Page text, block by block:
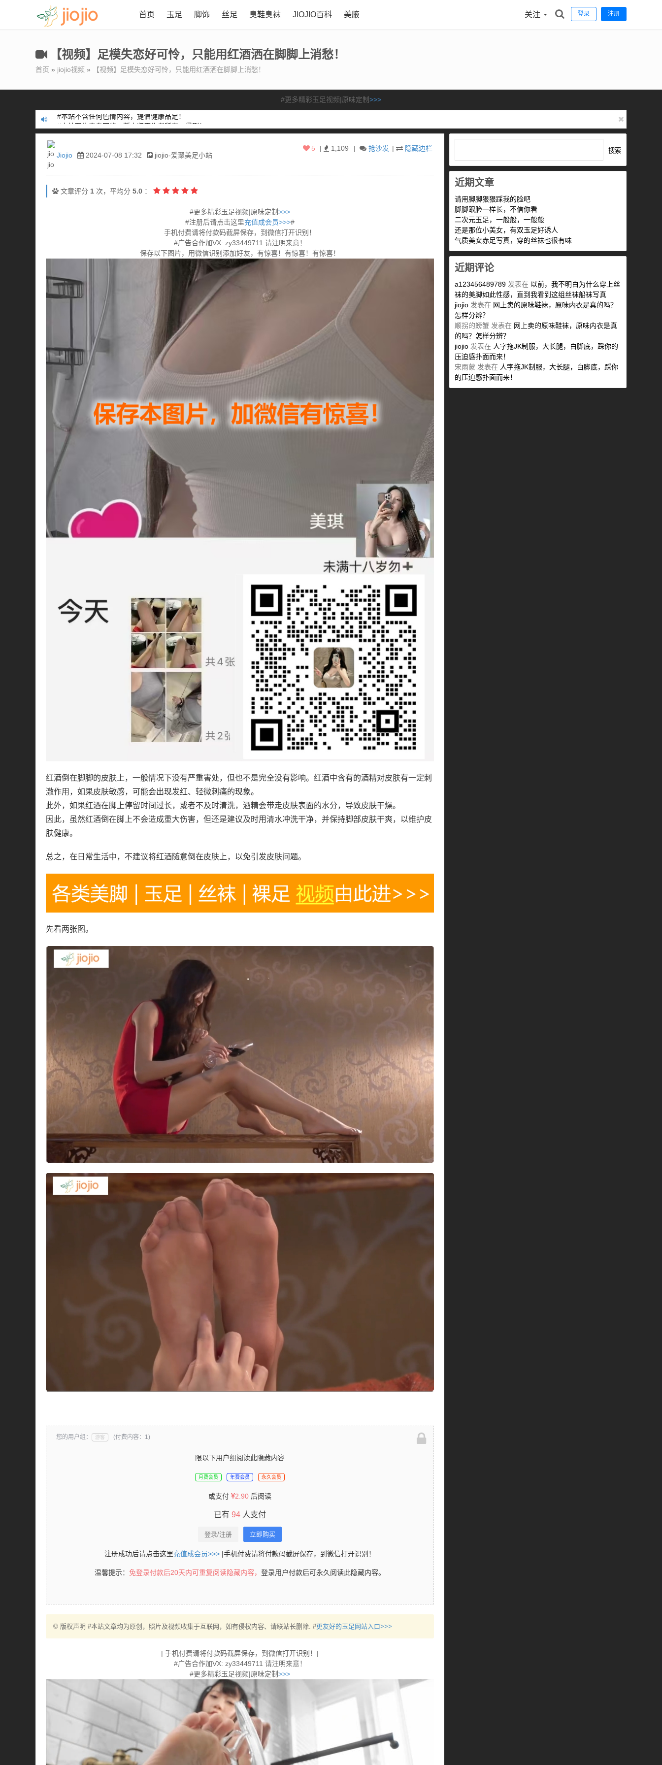
登录 注册
关注
首页 玉足 脚饰 丝足 臭鞋臭袜 JIOJIO百科 美腋
【视频】足模失恋好可怜，只能用红酒洒在脚脚上消愁！
首页 » jiojio视频 » 【视频】足模失恋好可怜，只能用红酒洒在脚脚上消愁！
#更多精彩玉足视频|原味定制>>>
#本站不含任何色情内容，提倡健康品足！
#本站图片来自网络，版本归原作者所有，侵删！
#本站不含任何色情内容，提倡健康品足！
Jiojio 2024-07-08 17:32 jiojio-爱聚美足小站
| 隐藏边栏
| 抢沙发
| 1,109
5
文章评分 1 次，平均分 5.0 ：
#更多精彩玉足视频|原味定制>>>
#注册后请点击这里充值成会员>>>#
手机付费请将付款码截屏保存，到微信打开识别！
#广告合作加VX: zy33449711 请注明来意！
保存以下图片，用微信识别添加好友，有惊喜！有惊喜！有惊喜！
红酒倒在脚脚的皮肤上，一般情况下没有严重害处，但也不是完全没有影响。红酒中含有的酒精对皮肤有一定刺
激作用，如果皮肤敏感，可能会出现发红、轻微刺痛的现象。
此外，如果红酒在脚上停留时间过长，或者不及时清洗，酒精会带走皮肤表面的水分，导致皮肤干燥。
因此，虽然红酒倒在脚上不会造成重大伤害，但还是建议及时用清水冲洗干净，并保持脚部皮肤干爽，以维护皮
肤健康。
总之，在日常生活中，不建议将红酒随意倒在皮肤上，以免引发皮肤问题。
先看两张图。
您的用户组： 游客 (付费内容：1)
限以下用户组阅读此隐藏内容
月费会员 年费会员 永久会员
或支付 2.90 后阅读
已有 94 人支付
登录/注册 立即购买
注册成功后请点击这里充值成会员>>> |手机付费请将付款码截屏保存，到微信打开识别！
温馨提示： 免登录付款后20天内可重复阅读隐藏内容， 登录用户付款后可永久阅读此隐藏内容。
© 版权声明 #本站文章均为原创，照片及视频收集于互联网，如有侵权内容、请联站长删除. #更友好的玉足网站入口>>>
| 手机付费请将付款码截屏保存，到微信打开识别！|
#广告合作加VX: zy33449711 请注明来意！
#更多精彩玉足视频|原味定制>>>
搜索
近期文章
请用脚脚狠狠踩我的脸吧
脚脚跟脸一样长，不信你看
二次元玉足，一般般，一般般
还是那位小美女，有双玉足好诱人
气质美女赤足写真，穿的丝袜也很有味
近期评论
a123456489789 发表在 以前，我不明白为什么穿上丝
袜的美脚如此性感，直到我看到这组丝袜船袜写真
jiojio 发表在 网上卖的原味鞋袜，原味内衣是真的吗？
怎样分辨？
顺拐的螃蟹 发表在 网上卖的原味鞋袜，原味内衣是真
的吗？怎样分辨？
jiojio 发表在 人字拖JK制服，大长腿，白脚底，踩你的
压迫感扑面而来！
宋雨蒙 发表在 人字拖JK制服，大长腿，白脚底，踩你
的压迫感扑面而来！